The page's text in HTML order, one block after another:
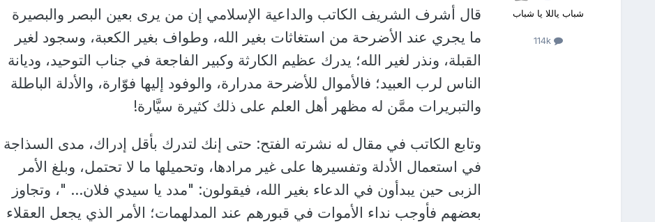
شباب ياللا يا شباب
114k
قال أشرف الشريف الكاتب والداعية الإسلامي إن من يرى بعين البصر والبصيرة
ما يجري عند الأضرحة من استغاثات بغير الله، وطواف بغير الكعبة، وسجود لغير
القبلة، ونذر لغير الله؛ يدرك عظيم الكارثة وكبير الفاجعة في جناب التوحيد، وديانة
الناس لرب العبيد؛ فالأموال للأضرحة مدرارة، والوفود إليها فوّارة، والأدلة الباطلة
والتبريرات ممَّن له مظهر أهل العلم على ذلك كثيرة سيَّارة!
وتابع الكاتب في مقال له نشرته الفتح: حتى إنك لتدرك بأقل إدراك، مدى السذاجة
في استعمال الأدلة وتفسيرها على غير مرادها، وتحميلها ما لا تحتمل، وبلغ الأمر
الزبى حين يبدأون في الدعاء بغير الله، فيقولون: "مدد يا سيدي فلان... "، وتجاوز
بعضهم فأوجب نداء الأموات في قبورهم عند المدلهمات؛ الأمر الذي يجعل العقلاء